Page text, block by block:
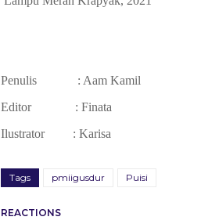
Penulis
: Aam Kamil
Editor
: Finata
Ilustrator
: Karisa
Tags pmiigusdur Puisi
REACTIONS